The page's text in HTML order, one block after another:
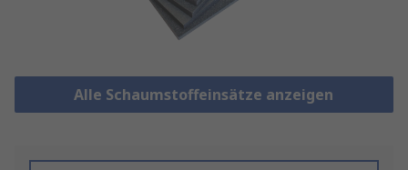
Alle Schaumstoffeinsätze anzeigen